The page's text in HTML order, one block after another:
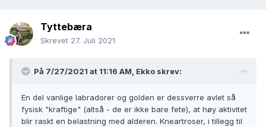
Tyttebæra
Skrevet 27. Juli 2021
På 7/27/2021 at 11:16 AM, Ekko skrev:
En del vanlige labradorer og golden er dessverre avlet så
fysisk "kraftige" (altså - de er ikke bare fete), at høy aktivitet
blir raskt en belastning med alderen. Kneartroser, i tillegg til